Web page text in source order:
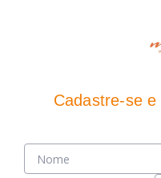
Cadastre-see